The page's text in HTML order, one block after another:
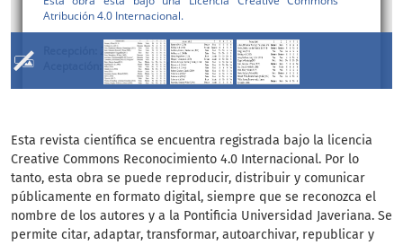
Esta revista científica se encuentra registrada bajo la licencia
Creative Commons Reconocimiento 4.0 Internacional. Por lo
tanto, esta obra se puede reproducir, distribuir y comunicar
públicamente en formato digital, siempre que se reconozca el
nombre de los autores y a la Pontificia Universidad Javeriana. Se
permite citar, adaptar, transformar, autoarchivar, republicar y